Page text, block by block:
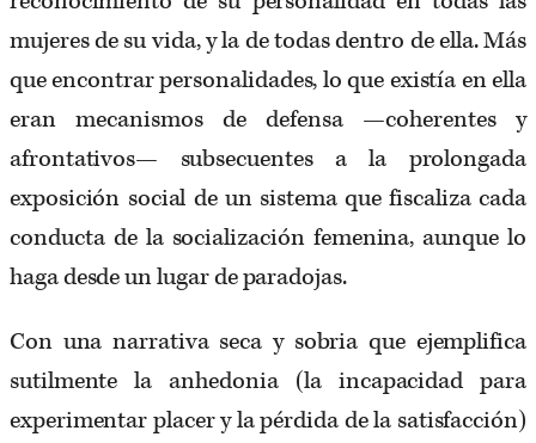
mujeres de su vida, y la de todas dentro de ella. Más
que encontrar personalidades, lo que existía en ella
eran mecanismos de defensa —coherentes y
afrontativos— subsecuentes a la prolongada
exposición social de un sistema que fiscaliza cada
conducta de la socialización femenina, aunque lo
haga desde un lugar de paradojas.
Con una narrativa seca y sobria que ejemplifica
sutilmente la anhedonia (la incapacidad para
experimentar placer y la pérdida de la satisfacción)